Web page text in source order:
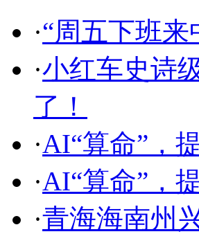
·“周五下班
·小红车史诗
了！
·AI“算命”，
·AI“算命”，
·青海海南州